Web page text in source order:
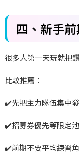
四、新手
很多人第一天玩就把
比較推薦：
✔️先把主力隊伍集中
✔️招募券優先等限定池
✔️前期不要平均練習